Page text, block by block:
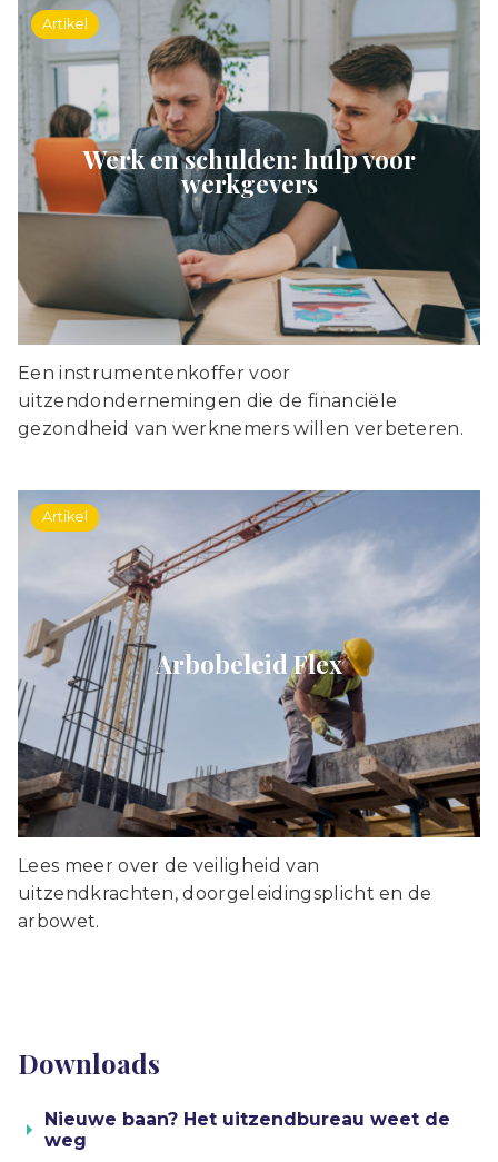
Artikel
Werk en schulden: hulp voor
werkgevers
Een instrumentenkoffer voor
uitzendondernemingen die de financiële
gezondheid van werknemers willen verbeteren.
Artikel
Arbobeleid Flex
Lees meer over de veiligheid van
uitzendkrachten, doorgeleidingsplicht en de
arbowet.
Downloads
Nieuwe baan? Het uitzendbureau weet de
weg